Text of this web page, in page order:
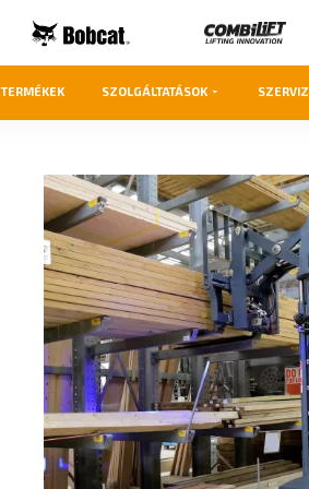
TERMÉKEK SZOLGÁLTATÁSOK SZERVIZ